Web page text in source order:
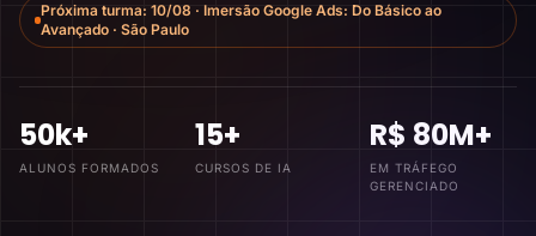
Próxima turma: 10/08 · Imersão Google Ads: Do Básico ao
Avançado · São Paulo
50k+
ALUNOS FORMADOS
15+
CURSOS DE IA
R$ 80M+
EM TRÁFEGO
GERENCIADO